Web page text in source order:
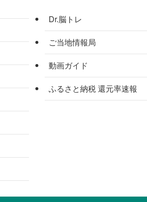
Dr.脳トレ
ご当地情報局
動画ガイド
ふるさと納税 還元率速報